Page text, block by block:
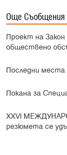
Още Съобщения
Проект на Закон
обществено
Последни
Покана за
XXVI
резюмета се